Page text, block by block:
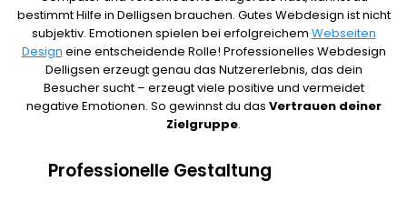
bestimmt Hilfe in Delligsen brauchen. Gutes Webdesign ist nicht
subjektiv. Emotionen spielen bei erfolgreichem Webseiten
Design eine entscheidende Rolle! Professionelles Webdesign
Delligsen erzeugt genau das Nutzererlebnis, das dein
Besucher sucht – erzeugt viele positive und vermeidet
negative Emotionen. So gewinnst du das Vertrauen deiner
Zielgruppe.
Professionelle Gestaltung